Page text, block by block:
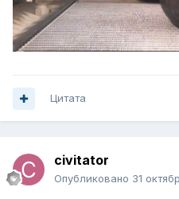
Цитата
civitator
Опубликовано 31